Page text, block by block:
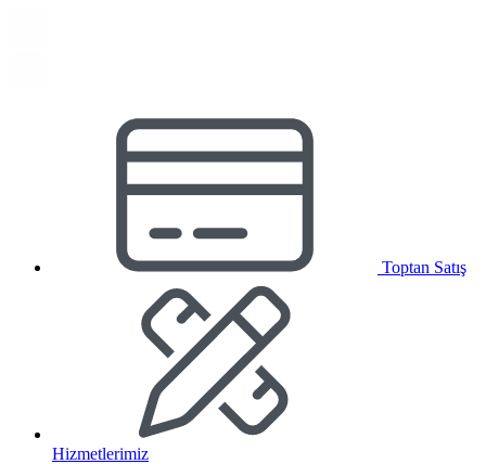
Toptan Satış
Hizmetlerimiz